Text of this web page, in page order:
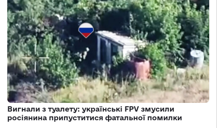
Вигнали з туалету: українські FPV змусили
росіянина припуститися фатальної помилки